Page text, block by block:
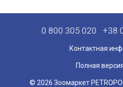
0 800 305 020 +38
Контактная
Полная
© 2026 Зоомаркет